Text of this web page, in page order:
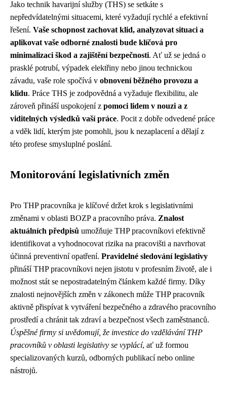
Jako technik havarijní služby (THS) se setkáte s
nepředvídatelnými situacemi, které vyžadují rychlé a efektivní
řešení. Vaše schopnost zachovat klid, analyzovat situaci a
aplikovat vaše odborné znalosti bude klíčová pro
minimalizaci škod a zajištění bezpečnosti. Ať už se jedná o
prasklé potrubí, výpadek elektřiny nebo jinou technickou
závadu, vaše role spočívá v obnovení běžného provozu a
klidu. Práce THS je zodpovědná a vyžaduje flexibilitu, ale
zároveň přináší uspokojení z pomoci lidem v nouzi a z
viditelných výsledků vaší práce. Pocit z dobře odvedené práce
a vděk lidí, kterým jste pomohli, jsou k nezaplacení a dělají z
této profese smysluplné poslání.
Monitorování legislativních změn
Pro THP pracovníka je klíčové držet krok s legislativními
změnami v oblasti BOZP a pracovního práva. Znalost
aktuálních předpisů umožňuje THP pracovníkovi efektivně
identifikovat a vyhodnocovat rizika na pracovišti a navrhovat
účinná preventivní opatření. Pravidelné sledování legislativy
přináší THP pracovníkovi nejen jistotu v profesním životě, ale i
možnost stát se nepostradatelným článkem každé firmy. Díky
znalosti nejnovějších změn v zákonech může THP pracovník
aktivně přispívat k vytváření bezpečného a zdravého pracovního
prostředí a chránit tak zdraví a bezpečnost všech zaměstnanců.
Úspěšné firmy si uvědomují, že investice do vzdělávání THP
pracovníků v oblasti legislativy se vyplácí, ať už formou
specializovaných kurzů, odborných publikací nebo online
nástrojů.